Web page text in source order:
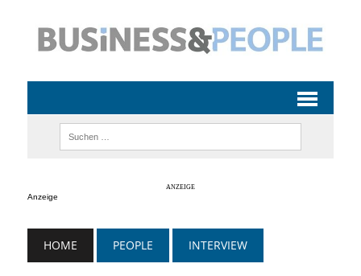
Anzeige
HOME PEOPLE INTERVIEW